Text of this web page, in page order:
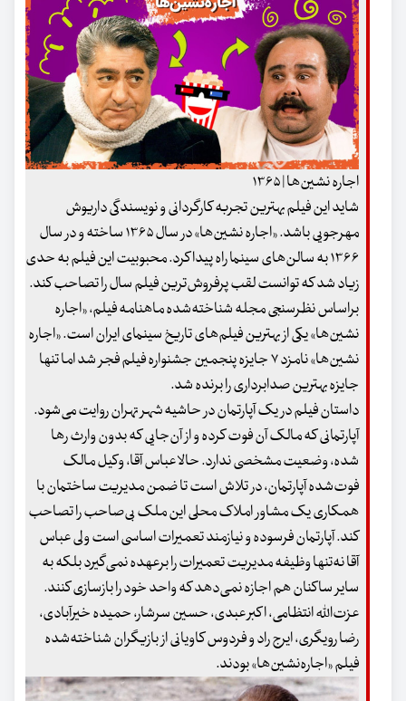
اجاره نشین‌ها | ۱۳۶۵
شاید این فیلم بهترین تجربه کارگردانی و نویسندگی داریوش
مهرجویی باشد. «اجاره نشین‌ها» در سال ۱۳۶۵ ساخته و در سال
۱۳۶۶ به سالن‌های سینما راه پیدا کرد. محبوبیت این فیلم به حدی
زیاد شد که توانست لقب پرفروش‌ترین فیلم سال را تصاحب کند.
براساس نظرسنجی مجله شناخته‌شده ماهنامه فیلم، «اجاره
نشین‌ها» یکی از بهترین فیلم‌های تاریخ سینمای ایران است. «اجاره
نشین‌ها» نامزد ۷ جایزه پنجمین جشنواره فیلم فجر شد اما تنها
جایزه بهترین صدابرداری را برنده شد.
داستان فیلم در یک آپارتمان در حاشیه شهر تهران روایت می‌شود.
آپارتمانی که مالک آن فوت کرده و از آن‌جایی که بدون وارث رها
شده، وضعیت مشخصی ندارد. حالا عباس آقا، وکیل مالک
فوت‌شده آپارتمان، در تلاش است تا ضمن مدیریت ساختمان با
همکاری یک مشاور املاک محلی این ملک بی‌صاحب را تصاحب
کند. آپارتمان فرسوده و نیازمند تعمیرات اساسی است ولی عباس
آقا نه‌تنها وظیفه مدیریت تعمیرات را برعهده نمی‌گیرد بلکه به
سایر ساکنان هم اجازه نمی‌دهد که واحد خود را بازسازی کنند.
عزت‌الله انتظامی، اکبر عبدی، حسین سرشار، حمیده خیرآبادی،
رضا رویگری، ایرج راد و فردوس کاویانی از بازیگران شناخته‌شده
فیلم «اجاره‌نشین‌ها» بودند.